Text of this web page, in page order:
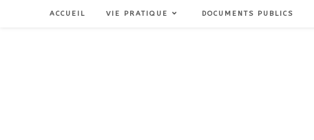
ACCUEIL VIE PRATIQUE DOCUMENTS PUBLICS